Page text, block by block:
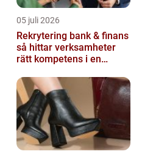
05 juli 2026
Rekrytering bank & finans
så hittar verksamheter
rätt kompetens i en